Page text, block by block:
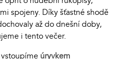
spojeny. Díky šťastné shodě
až do dnešní doby,
i tento večer.
úryvkem